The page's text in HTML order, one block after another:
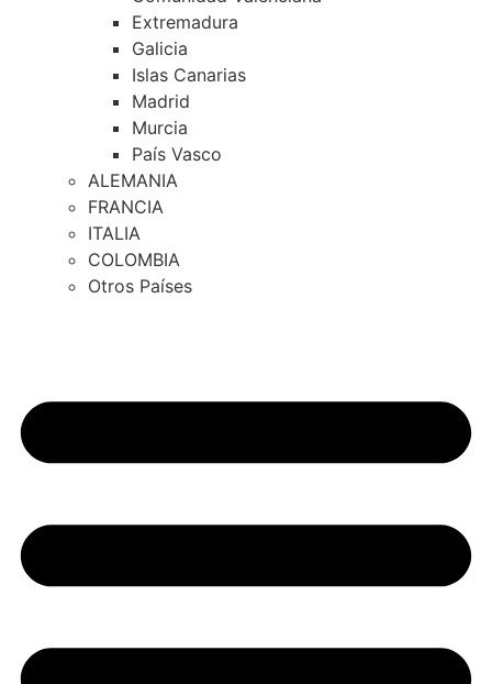
Extremadura
Galicia
Islas Canarias
Madrid
Murcia
País Vasco
ALEMANIA
FRANCIA
ITALIA
COLOMBIA
Otros Países